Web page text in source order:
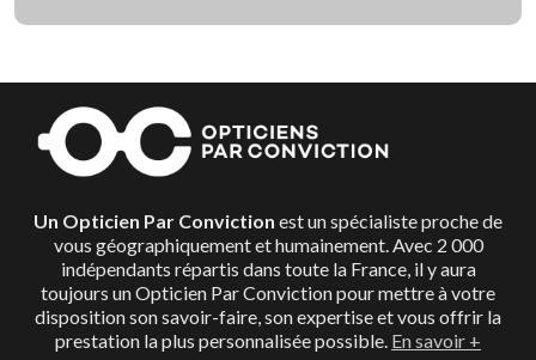
Un Opticien Par Conviction est un spécialiste proche de
vous géographiquement et humainement. Avec 2 000
indépendants répartis dans toute la France, il y aura
toujours un Opticien Par Conviction pour mettre à votre
disposition son savoir-faire, son expertise et vous offrir la
prestation la plus personnalisée possible. En savoir +